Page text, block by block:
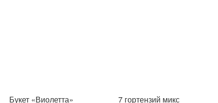
Букет «Виолетта» 7 гортензий микс